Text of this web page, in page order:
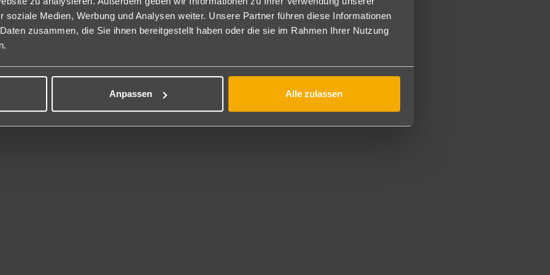
soziale Medien, Werbung und Analysen weiter. Unsere Partner führen diese Informationen
zusammen, die Sie ihnen bereitgestellt haben oder die sie im Rahmen Ihrer Nutzung
Anpassen Alle zulassen
Nationale alkoholische und alkoholfreie Getränke werden von 10–23 Uhr an verschiedenen Bars serviert. Das Tragen
Armband ist obligatorisch.
Inklusive
mit Tischtennis, Wasserball und Minifußball. Fahrradkeller.
Tages- und Abendanimation mit Spielen, Wettbewerben, Tanz, Shows und Folklore.